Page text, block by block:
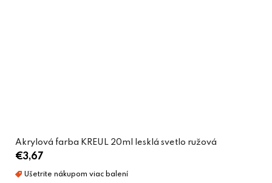
Akrylová farba KREUL 20ml lesklá svetlo ružová
€3,67